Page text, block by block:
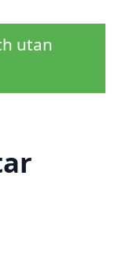
utan